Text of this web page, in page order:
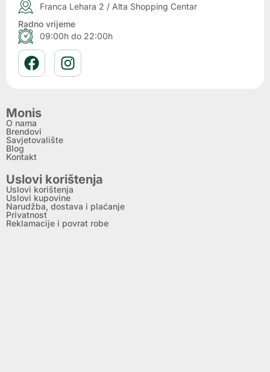
Franca Lehara 2 / Alta Shopping Centar
Radno vrijeme
09:00h do 22:00h
Monis
O nama
Brendovi
Savjetovalište
Blog
Kontakt
Uslovi korištenja
Uslovi korištenja
Uslovi kupovine
Narudžba, dostava i plaćanje
Privatnost
Reklamacije i povrat robe